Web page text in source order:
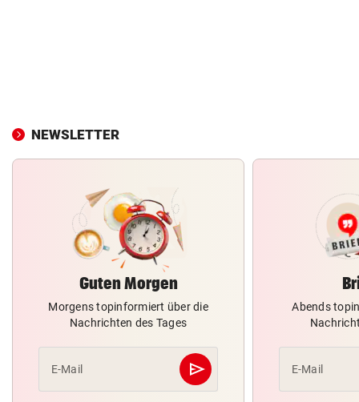
NEWSLETTER
Guten Morgen
Morgens topinformiert über die
Nachrichten des Tages
E-Mail send
Abschicken
Abends
E-Mail